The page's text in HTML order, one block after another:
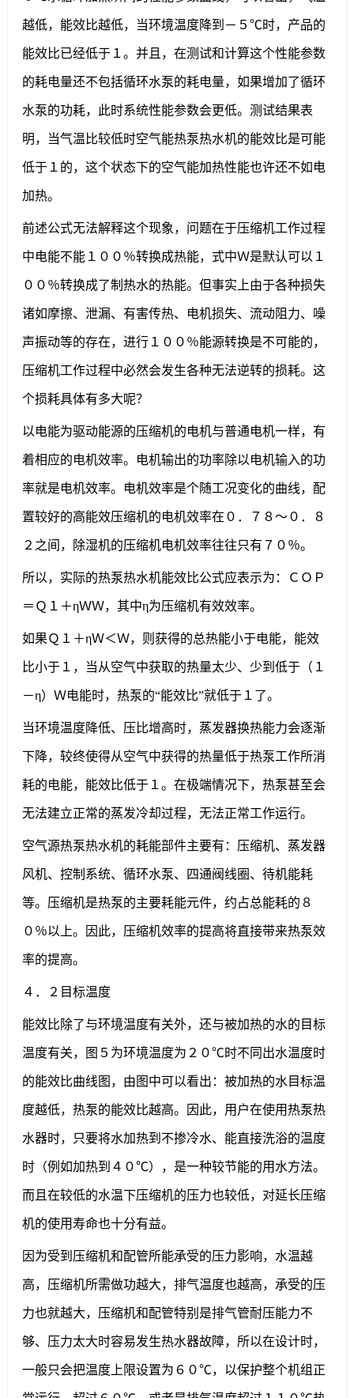
越低，能效比越低，当环境温度降到－５℃时，产品的
能效比已经低于１。并且，在测试和计算这个性能参数
的耗电量还不包括循环水泵的耗电量，如果增加了循环
水泵的功耗，此时系统性能参数会更低。测试结果表
明，当气温比较低时空气能热泵热水机的能效比是可能
低于１的，这个状态下的空气能加热性能也许还不如电
加热。
前述公式无法解释这个现象，问题在于压缩机工作过程
中电能不能１００％转换成热能，式中Ｗ是默认可以１
００％转换成了制热水的热能。但事实上由于各种损失
诸如摩擦、泄漏、有害传热、电机损失、流动阻力、噪
声振动等的存在，进行１００％能源转换是不可能的，
压缩机工作过程中必然会发生各种无法逆转的损耗。这
个损耗具体有多大呢？
以电能为驱动能源的压缩机的电机与普通电机一样，有
着相应的电机效率。电机输出的功率除以电机输入的功
率就是电机效率。电机效率是个随工况变化的曲线，配
置较好的高能效压缩机的电机效率在０．７８～０．８
２之间，除湿机的压缩机电机效率往往只有７０％。
所以，实际的热泵热水机能效比公式应表示为：ＣＯＰ
＝Ｑ１＋ηＷＷ，其中η为压缩机有效效率。
如果Ｑ１＋ηＷ＜Ｗ，则获得的总热能小于电能，能效
比小于１，当从空气中获取的热量太少、少到低于（１
－η）Ｗ电能时，热泵的“能效比”就低于１了。
当环境温度降低、压比增高时，蒸发器换热能力会逐渐
下降，较终使得从空气中获得的热量低于热泵工作所消
耗的电能，能效比低于１。在极端情况下，热泵甚至会
无法建立正常的蒸发冷却过程，无法正常工作运行。
空气源热泵热水机的耗能部件主要有：压缩机、蒸发器
风机、控制系统、循环水泵、四通阀线圈、待机能耗
等。压缩机是热泵的主要耗能元件，约占总能耗的８
０％以上。因此，压缩机效率的提高将直接带来热泵效
率的提高。
４．２目标温度
能效比除了与环境温度有关外，还与被加热的水的目标
温度有关，图５为环境温度为２０℃时不同出水温度时
的能效比曲线图，由图中可以看出：被加热的水目标温
度越低，热泵的能效比越高。因此，用户在使用热泵热
水器时，只要将水加热到不掺冷水、能直接洗浴的温度
时（例如加热到４０℃），是一种较节能的用水方法。
而且在较低的水温下压缩机的压力也较低，对延长压缩
机的使用寿命也十分有益。
因为受到压缩机和配管所能承受的压力影响，水温越
高，压缩机所需做功越大，排气温度也越高，承受的压
力也就越大，压缩机和配管特别是排气管耐压能力不
够、压力太大时容易发生热水器故障，所以在设计时，
一般只会把温度上限设置为６０℃，以保护整个机组正